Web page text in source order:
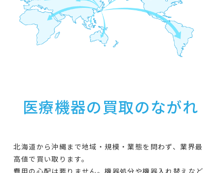
医療機器の買取のながれ
北海道から沖縄まで地域・規模・業態を問わず、業界最
高値で買い取ります。
費用の心配は要りません。機器処分や機器入れ替えなど